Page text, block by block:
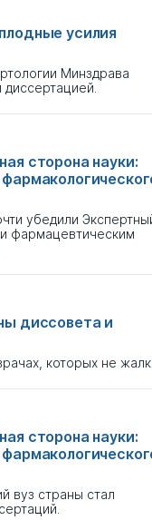
усилия
Минздрава
сторона науки:
убедили
фармацевтическим
диссовета и
которых не
сторона науки:
вуз страны стал